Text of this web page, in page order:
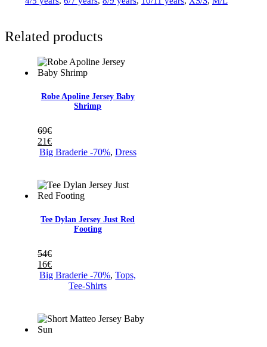
Related products
Robe Apoline Jersey Baby
Shrimp
69€
21€
Big Braderie -70%, Dress
Tee Dylan Jersey Just Red
Footing
54€
16€
Big Braderie -70%,Tops,
Tee-Shirts